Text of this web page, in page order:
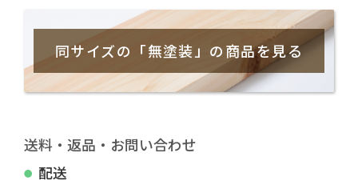
同サイズの「無塗装」の商品を見る
送料・返品・お問い合わせ
配送